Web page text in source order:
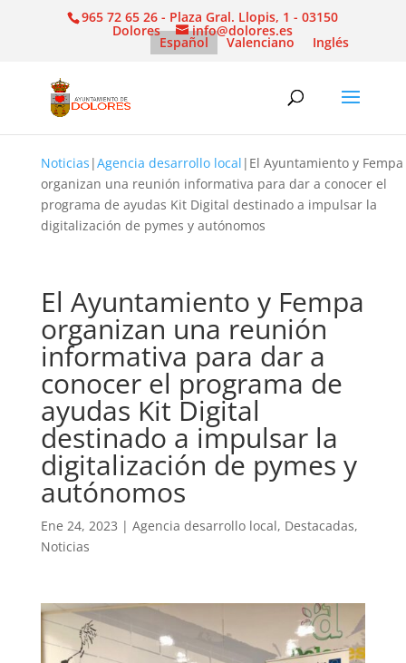
965 72 65 26 - Plaza Gral. Llopis, 1 - 03150
Dolores info@dolores.es
Español Valenciano Inglés
Noticias |Agencia desarrollo local | El Ayuntamiento y Fempa
organizan una reunión informativa para dar a conocer el
programa de ayudas Kit Digital destinado a impulsar la
digitalización de pymes y autónomos
El Ayuntamiento y Fempa
organizan una reunión
informativa para dar a
conocer el programa de
ayudas Kit Digital
destinado a impulsar la
digitalización de pymes y
autónomos
Ene 24, 2023 | Agencia desarrollo local, Destacadas,
Noticias